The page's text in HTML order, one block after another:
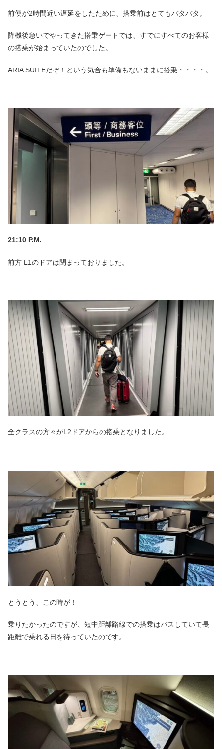
前便が2時間近い遅延をしたために、搭乗前はとてもバタバタ。
降機後急いでやってきた搭乗ゲートでは、すでにすべてのお客様
の搭乗が始まっていたのでした。
ARIA SUITEだぞ！という気合も準備もないままに搭乗・・・・。
21:10 P.M.
前方 L1のドアは閉まっておりました。
全クラスの方々がL2ドアからの搭乗となりました。
とうとう、この時が！
乗りたかったのですが、短中距離路線での搭乗はパスしていて長
距離で乗れる日を待っていたのです。